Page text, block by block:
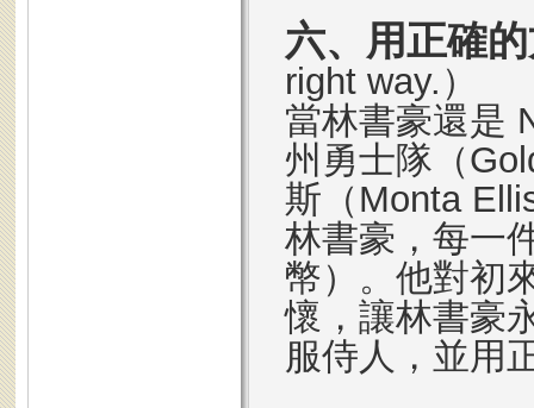
六、用正確
right way.）
當林書豪還是
州勇士隊（
斯（Monta
林書豪，每一
幣）。他對初
懷，讓林書豪
服侍人，並用